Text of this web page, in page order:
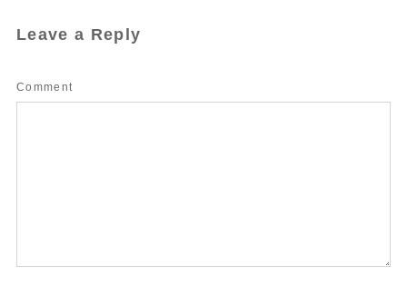
Leave a Reply
Comment